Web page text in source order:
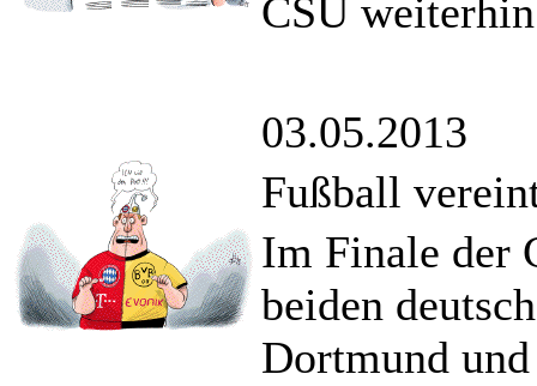
CSU
03.05.2013
Fußball
Im Finale der
beiden
Dortmund